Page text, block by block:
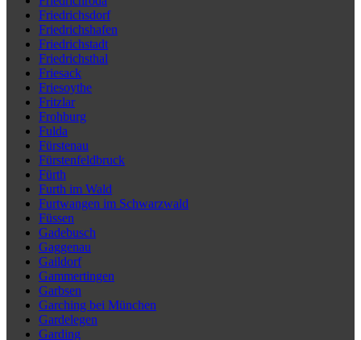
Friedrichsdorf
Friedrichshafen
Friedrichstadt
Friedrichsthal
Friesack
Friesoythe
Fritzlar
Frohburg
Fulda
Fürstenau
Fürstenfeldbruck
Fürth
Furth im Wald
Furtwangen im Schwarzwald
Füssen
Gadebusch
Gaggenau
Gaildorf
Gammertingen
Garbsen
Garching bei München
Gardelegen
Garding